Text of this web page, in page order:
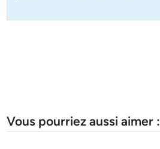
Vous pourriez aussi aimer :